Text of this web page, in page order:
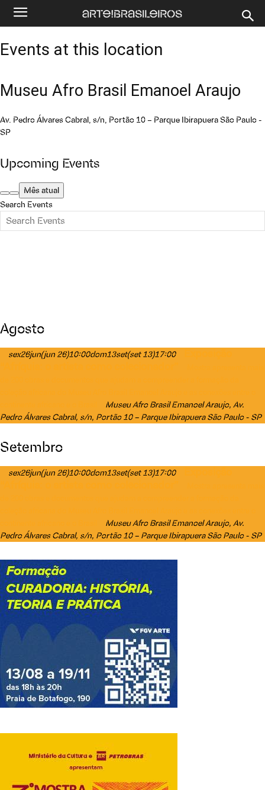
Events at this location
Museu Afro Brasil Emanoel Araujo
Av. Pedro Álvares Cabral, s/n, Portão 10 – Parque Ibirapuera São Paulo -
SP
Upcoming Events
Mês atual
Search Events
Agosto
sex26jun(jun 26)10:00dom13set(set 13)17:00
Museu Afro Brasil Emanoel Araujo, Av.
Pedro Álvares Cabral, s/n, Portão 10 – Parque Ibirapuera São Paulo - SP
Setembro
sex26jun(jun 26)10:00dom13set(set 13)17:00
Museu Afro Brasil Emanoel Araujo, Av.
Pedro Álvares Cabral, s/n, Portão 10 – Parque Ibirapuera São Paulo - SP